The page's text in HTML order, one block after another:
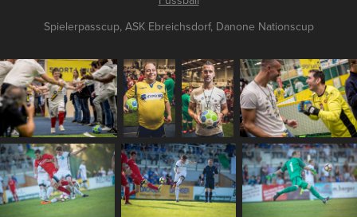
Spielerpasscup, ASK Ebreichsdorf, Danone Nationscup